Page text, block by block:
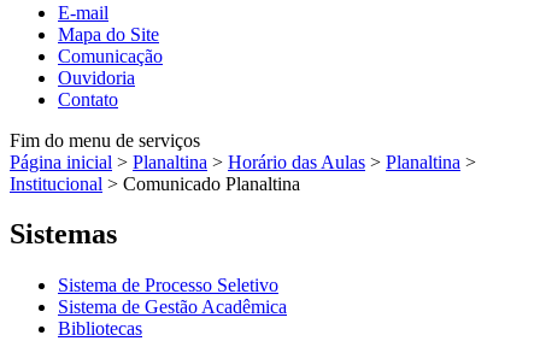
E-mail
Mapa do Site
Comunicação
Ouvidoria
Contato
Fim do menu de serviços
Página inicial > Planaltina > Horário das Aulas > Planaltina >
Institucional > Comunicado Planaltina
Sistemas
Sistema de Processo Seletivo
Sistema de Gestão Acadêmica
Bibliotecas